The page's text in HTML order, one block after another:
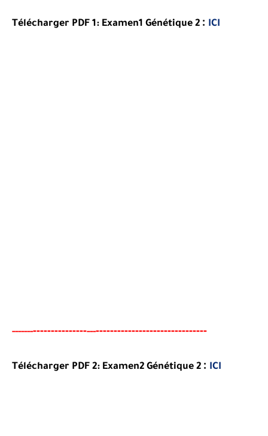
Télécharger PDF 1: Examen1 Génétique 2 : ICI
--------------------------------------------------------
Télécharger PDF 2: Examen2 Génétique 2 : ICI